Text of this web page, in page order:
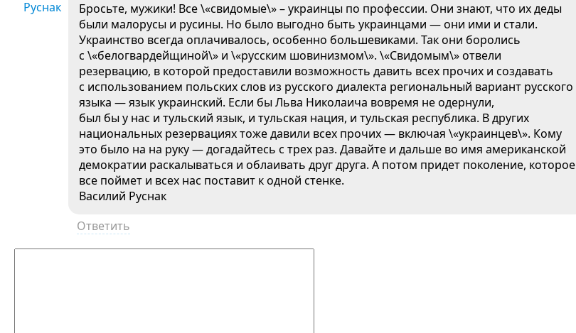
Бросьте, мужики! Все \«свидомые\» – украинцы по профессии. Они знают, что их деды
были малорусы и русины. Но было выгодно быть украинцами — они ими и стали.
Украинство всегда оплачивалось, особенно большевиками. Так они боролись
с \«белогвардейщиной\» и \«русским шовинизмом\». \«Свидомым\» отвели
резервацию, в которой предоставили возможность давить всех прочих и создавать
с использованием польских слов из русского диалекта региональный вариант русского
языка — язык украинский. Если бы Льва Николаича вовремя не одернули,
был бы у нас и тульский язык, и тульская нация, и тульская республика. В других
национальных резервациях тоже давили всех прочих — включая \«украинцев\». Кому
это было на на руку — догадайтесь с трех раз. Давайте и дальше во имя американской
демократии раскалываться и облаивать друг друга. А потом придет поколение, которое
все поймет и всех нас поставит к одной стенке.
Василий Руснак
Ответить